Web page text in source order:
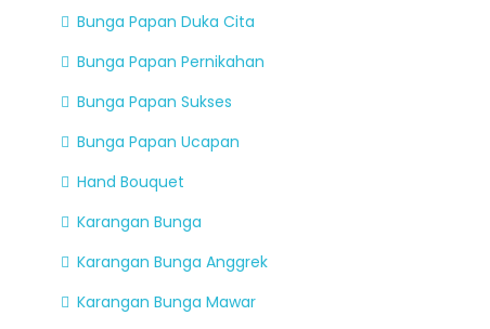
Bunga Papan Duka Cita
Bunga Papan Pernikahan
Bunga Papan Sukses
Bunga Papan Ucapan
Hand Bouquet
Karangan Bunga
Karangan Bunga Anggrek
Karangan Bunga Mawar